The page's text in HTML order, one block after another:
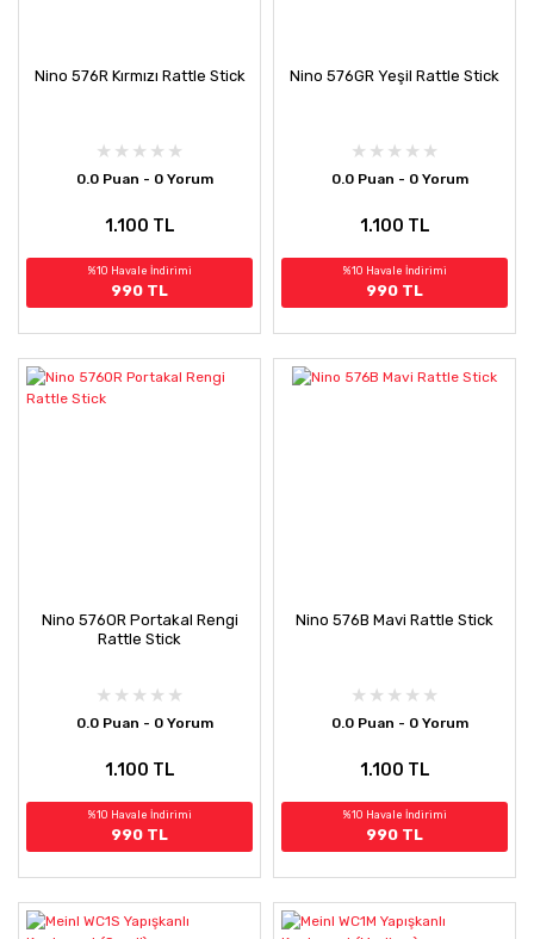
Nino 576R Kırmızı Rattle Stick
0.0 Puan - 0 Yorum
1.100 TL
%10 Havale İndirimi
990 TL
Nino 576GR Yeşil Rattle Stick
0.0 Puan - 0 Yorum
1.100 TL
%10 Havale İndirimi
990 TL
Nino 576OR Portakal Rengi
Rattle Stick
0.0 Puan - 0 Yorum
1.100 TL
%10 Havale İndirimi
990 TL
Nino 576B Mavi Rattle Stick
0.0 Puan - 0 Yorum
1.100 TL
%10 Havale İndirimi
990 TL